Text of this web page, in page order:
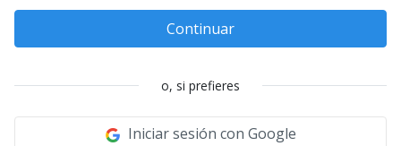
Continuar
o, si prefieres
Iniciar sesión con Google